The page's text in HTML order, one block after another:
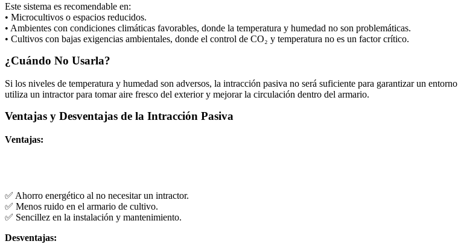
Este sistema es recomendable en:
• Microcultivos o espacios reducidos.
• Ambientes con condiciones climáticas favorables, donde la temperatura y humedad no son problemáticas.
• Cultivos con bajas exigencias ambientales, donde el control de CO₂ y temperatura no es un factor crítico.
¿Cuándo No Usarla?
Si los niveles de temperatura y humedad son adversos, la intracción pasiva no será suficiente para garantizar un
utiliza un intractor para tomar aire fresco del exterior y mejorar la circulación dentro del armario.
Ventajas y Desventajas de la Intracción Pasiva
Ventajas:
✅ Ahorro energético al no necesitar un intractor.
✅ Menos ruido en el armario de cultivo.
✅ Sencillez en la instalación y mantenimiento.
Desventajas: